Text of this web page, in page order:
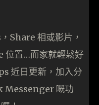
Share 相或影片，
位置…而家就輕鬆好
近日更新，加入分
Messenger 嘅功